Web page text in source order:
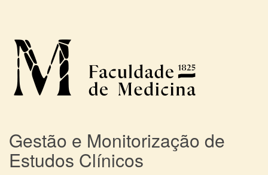
Gestão e Monitorização de
Estudos Clínicos